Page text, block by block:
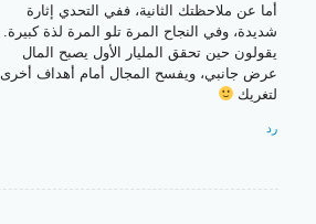
أما عن ملاحظتك الثانية، ففي التحدي إثارة
شديدة، وفي النجاح المرة تلو المرة لذة كبيرة.
يقولون حين تحقق المليار الأول يصبح المال
عرض جانبي، ويفسح المجال أمام أهداف أخرى
لتغريك
رد